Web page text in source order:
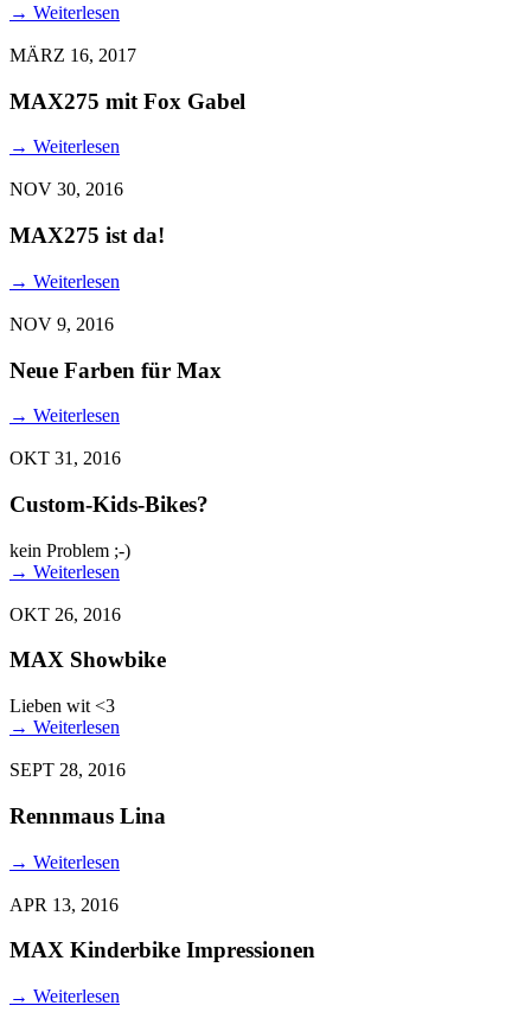
→ Weiterlesen
MÄRZ 16, 2017
MAX275 mit Fox Gabel
→ Weiterlesen
NOV 30, 2016
MAX275 ist da!
→ Weiterlesen
NOV 9, 2016
Neue Farben für Max
→ Weiterlesen
OKT 31, 2016
Custom-Kids-Bikes?
kein Problem ;-)
→ Weiterlesen
OKT 26, 2016
MAX Showbike
Lieben wit <3
→ Weiterlesen
SEPT 28, 2016
Rennmaus Lina
→ Weiterlesen
APR 13, 2016
MAX Kinderbike Impressionen
→ Weiterlesen